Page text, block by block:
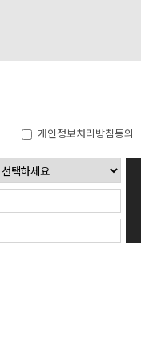
개인정보처리방침동의